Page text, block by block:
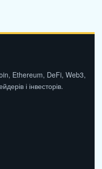
Ethereum, DeFi, Web3,
і інвесторів.